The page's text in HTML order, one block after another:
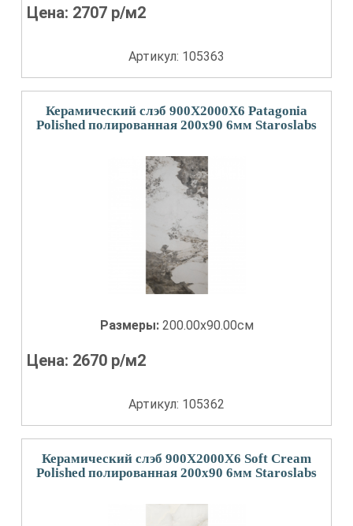
Цена: 2707 р/м2
Артикул: 105363
Керамический слэб 900X2000X6 Patagonia
Polished полированная 200x90 6мм Staroslabs
Размеры: 200.00x90.00см
Цена: 2670 р/м2
Артикул: 105362
Керамический слэб 900X2000X6 Soft Cream
Polished полированная 200x90 6мм Staroslabs